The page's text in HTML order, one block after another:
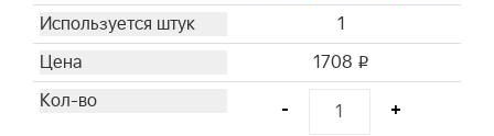
1
1708 i
- +